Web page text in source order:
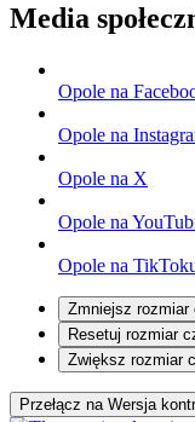
Media
Opole na
Opole na
Opole na X
Opole na
Opole na
Zmniejsz rozmiar
Resetuj rozmiar
Zwiększ rozmiar
Przełącz na Wersja